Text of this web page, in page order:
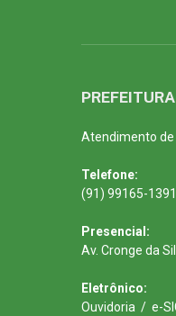
Atendimento de
Telefone:
(91) 99165-1391
Presencial:
Av. Cronge da
Eletrônico:
Ouvidoria / e-